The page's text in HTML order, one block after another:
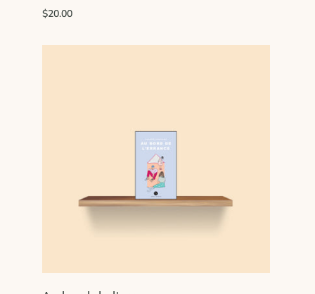
$20.00